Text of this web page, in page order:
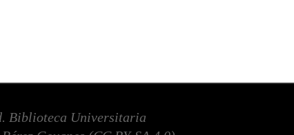
Biblioteca Universitaria